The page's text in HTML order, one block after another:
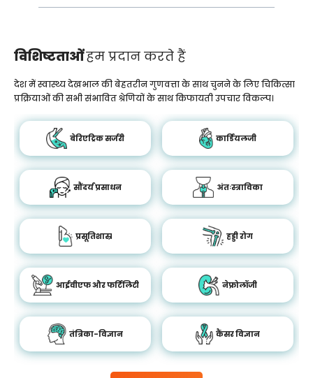
विशिष्टताओंहम प्रदान करते हैं
देश में स्वास्थ्य देखभाल की बेहतरीन गुणवत्ता के साथ चुनने के लिए चिकित्सा
प्रक्रियाओं की सभी संभावित श्रेणियों के साथ किफायती उपचार विकल्प।
बेरिएट्रिक सर्जरी कार्डियलजी
सौंदर्य प्रसाधन अंतःस्त्राविका
प्रसूतिशास्र हड्डी रोग
आईवीएफ और फर्टिलिटी नेफ्रोलॉजी
तंत्रिका-विज्ञान कैंसर विज्ञान